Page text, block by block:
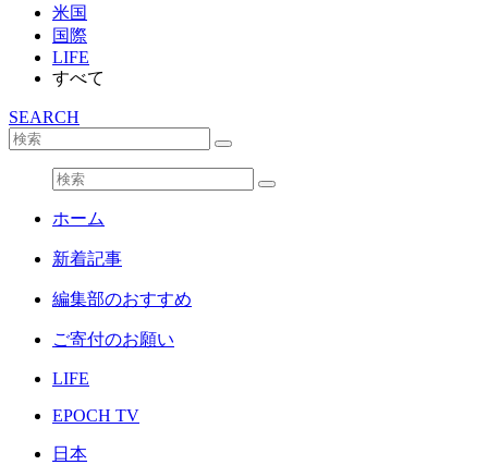
米国
国際
LIFE
すべて
SEARCH
ホーム
新着記事
編集部のおすすめ
ご寄付のお願い
LIFE
EPOCH TV
日本